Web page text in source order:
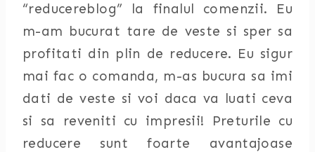
“reducereblog” la finalul comenzii. Eu
m-am bucurat tare de veste si sper sa
profitati din plin de reducere. Eu sigur
mai fac o comanda, m-as bucura sa imi
dati de veste si voi daca va luati ceva
si sa reveniti cu impresii! Preturile cu
reducere sunt foarte avantajoase